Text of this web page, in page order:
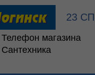
23
Телефон магазина
Сантехника